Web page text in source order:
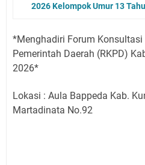
2026 Kelompok Umur 13
*Menghadiri Forum Konsultasi
Pemerintah Daerah (RKPD)
2026*
Lokasi : Aula Bappeda Kab.
Martadinata No.92